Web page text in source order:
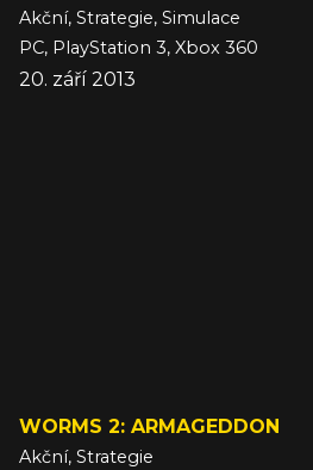
Akční, Strategie, Simulace
PC, PlayStation 3, Xbox 360
20. září 2013
WORMS 2: ARMAGEDDON
Akční, Strategie